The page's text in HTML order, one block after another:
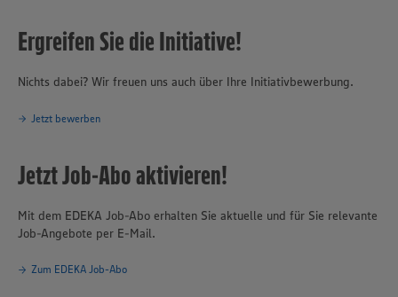
Ergreifen Sie die Initiative!
Nichts dabei? Wir freuen uns auch über Ihre Initiativbewerbung.
Jetzt bewerben
Jetzt Job-Abo aktivieren!
Mit dem EDEKA Job-Abo erhalten Sie aktuelle und für Sie relevante
Job-Angebote per E-Mail.
Zum EDEKA Job-Abo